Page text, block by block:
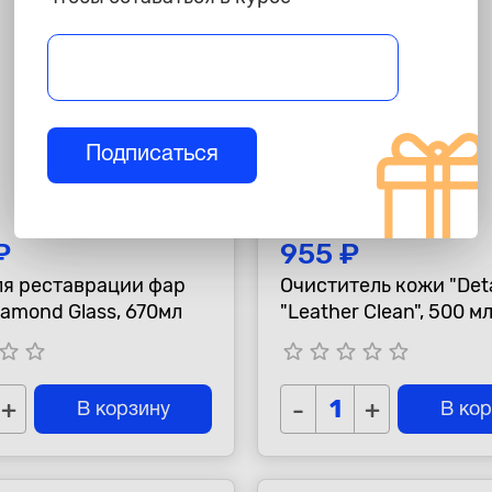
реставрации фар
Glass, 670мл
star_border star_border
+ В корзину
955 ₽
Очиститель кожи
"Leather Clean", 500
star_border star_border star_border star_border star_border
- + В
Подписаться